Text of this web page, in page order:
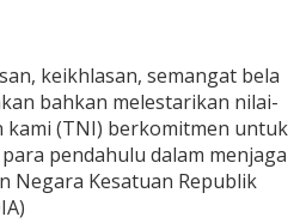
keikhlasan, semangat bela
bahkan melestarikan nilai-
kami (TNI) berkomitmen untuk
pendahulu dalam menjaga
Negara Kesatuan Republik